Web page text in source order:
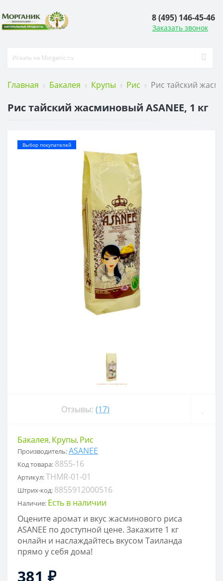
8 (495) 146-45-46
Заказать звонок
Главная Бакалея Крупы Рис Рис тайский
Рис тайский жасминовый ASANEE, 1 кг
Выбор покупателей
Отзывы: (17)
Бакалея, Крупы, Рис
Производитель:ASANEE
Код товара: 8855-16
Артикул:THMR-01-01
Штрих-код: 8855912000516
Наличие: Есть в наличии
Оцените аромат и вкус жасминового риса
ASANEE по доступной цене. Закажите 1 кг
онлайн и наслаждайтесь вкусом Таиланда
прямо у себя дома!
381 ₽